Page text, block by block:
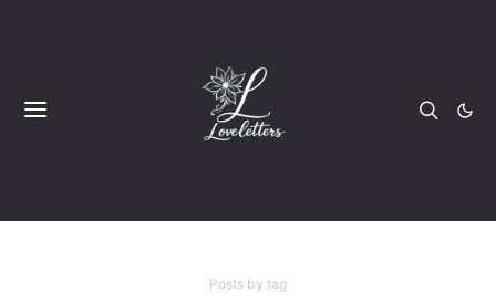
Posts by tag